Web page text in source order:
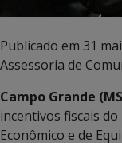
Publicado em 31
Assessoria de
Campo Grande
incentivos fiscais
Econômico e de